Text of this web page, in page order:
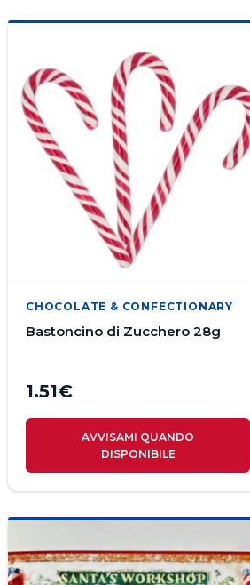
CHOCOLATE & CONFECTIONARY
Bastoncino di Zucchero 28g
1.51€
AVVISAMI QUANDO
DISPONIBILE